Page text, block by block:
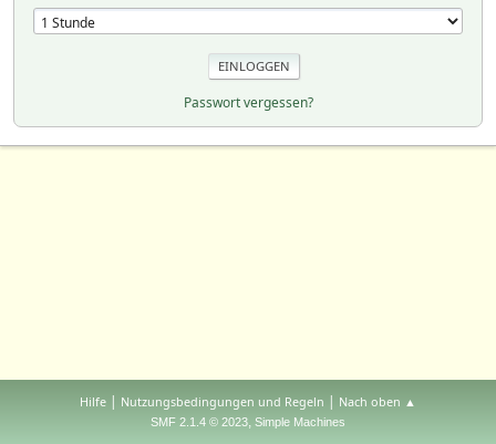
Passwort vergessen?
Hilfe | Nutzungsbedingungen und Regeln | Nach oben ▲
SMF 2.1.4 © 2023, Simple Machines